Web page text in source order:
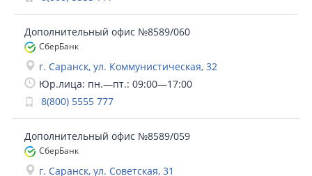
Дополнительный офис №8589/060
СберБанк
г. Саранск, ул. Коммунистическая, 32
Юр.лица: пн.—пт.: 09:00—17:00
8(800) 5555 777
Дополнительный офис №8589/059
СберБанк
г. Саранск, ул. Советская, 31